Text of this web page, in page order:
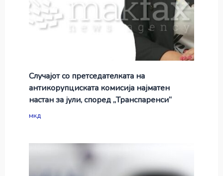
Случајот со претседателката на
антикорупциската комисија најматен
настан за јули, според „Транспаренси“
мкд